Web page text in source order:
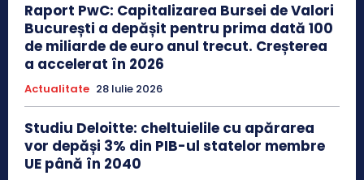
Raport PwC: Capitalizarea Bursei de Valori
București a depășit pentru prima dată 100
de miliarde de euro anul trecut. Creșterea
a accelerat în 2026
Actualitate 28 Iulie 2026
Studiu Deloitte: cheltuielile cu apărarea
vor depăși 3% din PIB-ul statelor membre
UE până în 2040